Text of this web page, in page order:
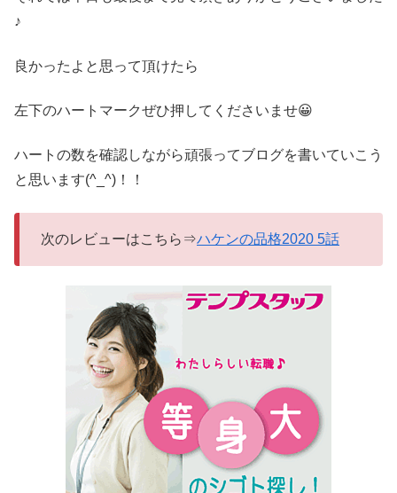
♪
良かったよと思って頂けたら
左下のハートマークぜひ押してくださいませ😀
ハートの数を確認しながら頑張ってブログを書いていこう
と思います(^_^)！！
次のレビューはこちら⇒ハケンの品格2020 5話